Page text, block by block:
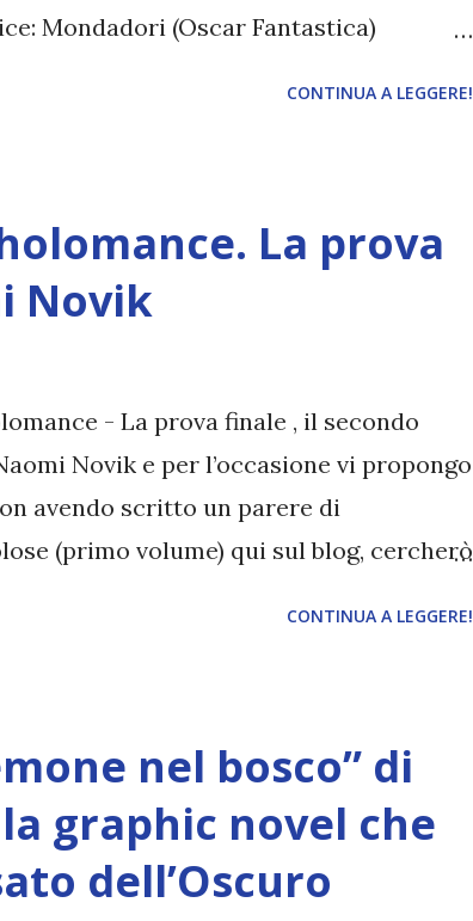
Mondadori (Oscar Fantastica)
chi sia davvero e a quale luogo
per scoprirlo: un quadernino
indovinelli (e che mostrano la sua
paiono semplici macchie
una lettera, che la richiama a casa, a
il diario materno ...
CONTINUA A LEGGERE!
La prova
Novik
- La prova finale , il secondo
Novik e per l’occasione vi propongo
avendo scritto un parere di
(primo volume) qui sul blog, cercherò
Naomi Novik Serie: Scholomance
ottobre (ebook), 25 ottobre (cartaceo)
troveremo rifugio": così recita il motto
persino sostenere che sia vero
CONTINUA A LEGGERE!
nel bosco” di
graphic novel che
dell’Oscuro